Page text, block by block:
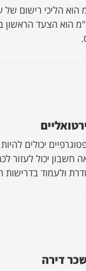
הוא הליכי רישום
הוא הצעד הראשון
יכולים
חשבון יכול לעזור
ולעמוד בדרישות
דירה